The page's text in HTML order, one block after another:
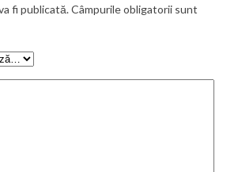
fi publicată.Câmpurile obligatorii sunt